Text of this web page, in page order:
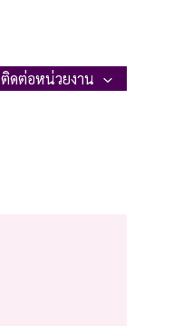
ติดต่อหน่วยงาน